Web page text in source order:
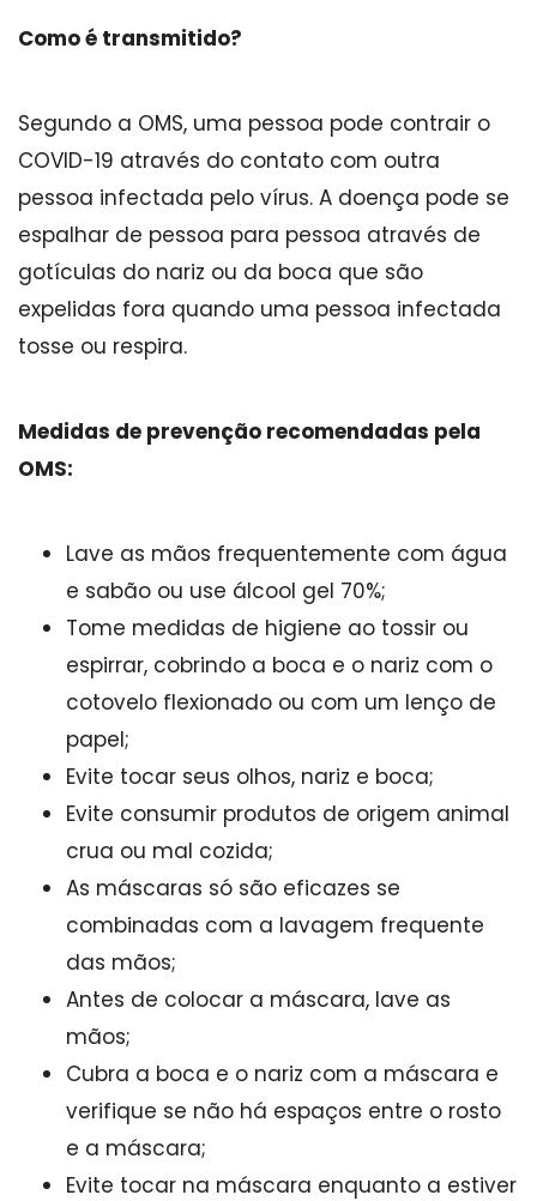
Como é transmitido?
Segundo a OMS, uma pessoa pode contrair o
COVID-19 através do contato com outra
pessoa infectada pelo vírus. A doença pode se
espalhar de pessoa para pessoa através de
gotículas do nariz ou da boca que são
expelidas fora quando uma pessoa infectada
tosse ou respira.
Medidas de prevenção recomendadas pela
OMS:
Lave as mãos frequentemente com água
e sabão ou use álcool gel 70%;
Tome medidas de higiene ao tossir ou
espirrar, cobrindo a boca e o nariz com o
cotovelo flexionado ou com um lenço de
papel;
Evite tocar seus olhos, nariz e boca;
Evite consumir produtos de origem animal
crua ou mal cozida;
As máscaras só são eficazes se
combinadas com a lavagem frequente
das mãos;
Antes de colocar a máscara, lave as
mãos;
Cubra a boca e o nariz com a máscara e
verifique se não há espaços entre o rosto
e a máscara;
Evite tocar na máscara enquanto a estiver